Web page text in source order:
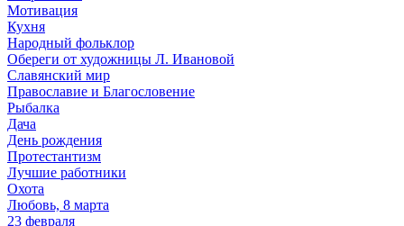
Мотивация
Кухня
Народный фольклор
Обереги от художницы Л. Ивановой
Славянский мир
Православие и Благословение
Рыбалка
Дача
День рождения
Протестантизм
Лучшие работники
Охота
Любовь, 8 марта
23 февраля